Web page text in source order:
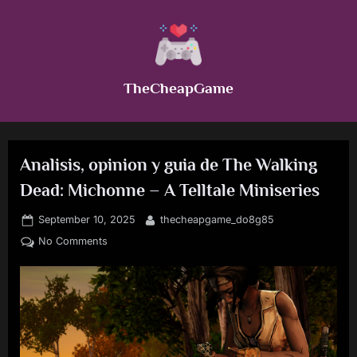
TheCheapGame
Analisis, opinion y guia de The Walking
Dead: Michonne – A Telltale Miniseries
Posted
on
September 10, 2025 By
thecheapgame_do8g85
No Commentson
opinion
y
guia
de
The